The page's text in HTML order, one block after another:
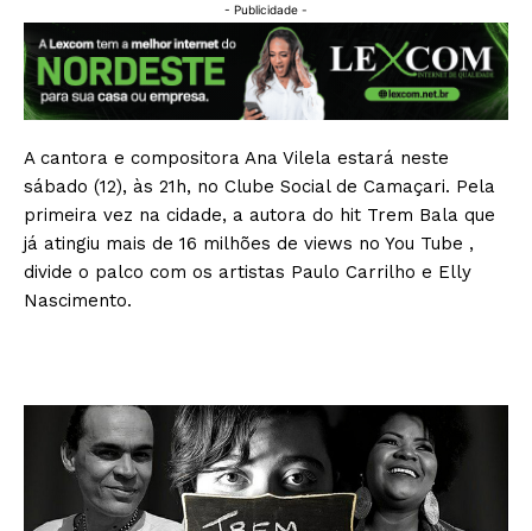
- Publicidade -
A cantora e compositora Ana Vilela estará neste
sábado (12), às 21h, no Clube Social de Camaçari. Pela
primeira vez na cidade, a autora do hit Trem Bala que
já atingiu mais de 16 milhões de views no You Tube ,
divide o palco com os artistas Paulo Carrilho e Elly
Nascimento.